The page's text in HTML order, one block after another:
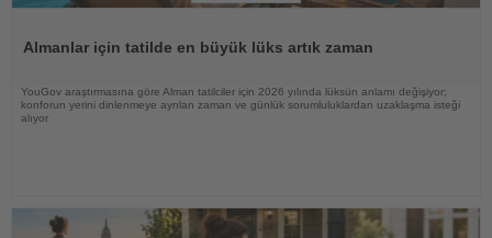
Almanlar için tatilde en büyük lüks artık zaman
YouGov araştırmasına göre Alman tatilciler için 2026 yılında lüksün anlamı değişiyor;
konforun yerini dinlenmeye ayrılan zaman ve günlük sorumluluklardan uzaklaşma isteği
alıyor